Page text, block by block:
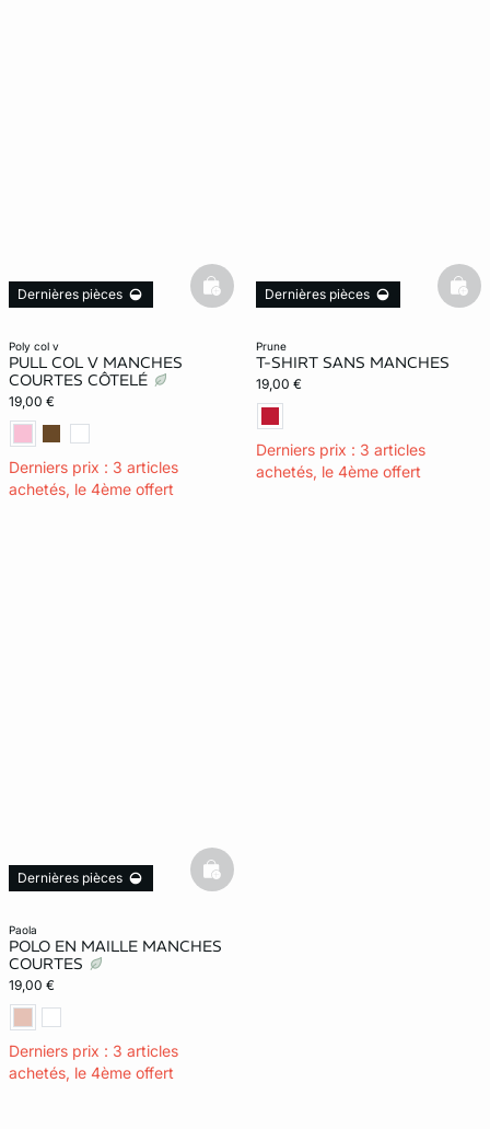
poly col v
PULL COL V MANCHES
COURTES CÔTELÉ
19,00 €
Derniers prix : 3 articles
achetés, le 4ème offert
Dernières pièces basketfull
prune
T-SHIRT SANS MANCHES
19,00 €
Derniers prix : 3 articles
achetés, le 4ème offert
Dernières pièces
paola
POLO EN MAILLE MANCHES
COURTES
19,00 €
Derniers prix : 3 articles
achetés, le 4ème offert
Dernières pièces basketfull